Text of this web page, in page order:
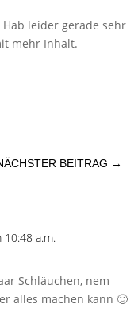
leider gerade sehr
mehr Inhalt.
BEITRAG →
a.m.
Schläuchen, nem
alles machen kann 🙂